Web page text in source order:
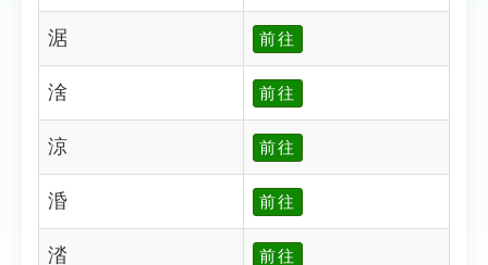
涺 前往
涻 前往
涼 前往
涽 前往
涾 前往